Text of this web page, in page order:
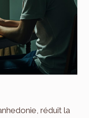
réduit la